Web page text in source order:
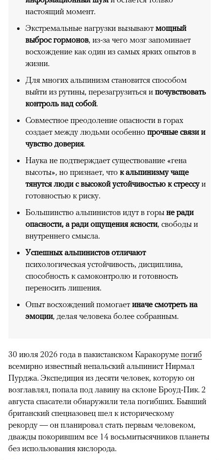
настоящий момент.
Экстремальные нагрузки вызывают мощный
выброс гормонов, из-за чего мозг запоминает
восхождение как один из самых ярких опытов в
жизни.
Для многих альпинизм становится способом
выйти из рутины, перезагрузиться и почувствовать
контроль над собой.
Совместное преодоление опасности в горах
создает между людьми особенно прочные связи и
чувство доверия.
Наука не подтверждает существование «гена
высоты», но признает, что к альпинизму чаще
тянутся люди с высокой устойчивостью к стрессуи
готовностью к риску.
Большинство альпинистов идут в горы не ради
опасности, а ради ощущения ясности, свободы и
внутреннего смысла.
Успешных альпинистов отличают
психологическая устойчивость, дисциплина,
способность к самоконтролю и готовность
переносить лишения.
Опыт восхождений помогает иначе смотреть на
эмоции, делая человека более собранным.
30 июля 2026 года в пакистанском Каракоруме погиб
всемирно известный непальский альпинист Нирмал
Пурджа. Экспедиция из десяти человек, которую он
возглавлял, попала под лавину на склоне Броуд-Пик. 2
августа спасатели обнаружили тела погибших. Бывший
британский спецназовец шел к историческому
рекорду — он планировал стать первым человеком,
дважды покорившим все 14 восьмитысячников планеты
без использования кислорода.